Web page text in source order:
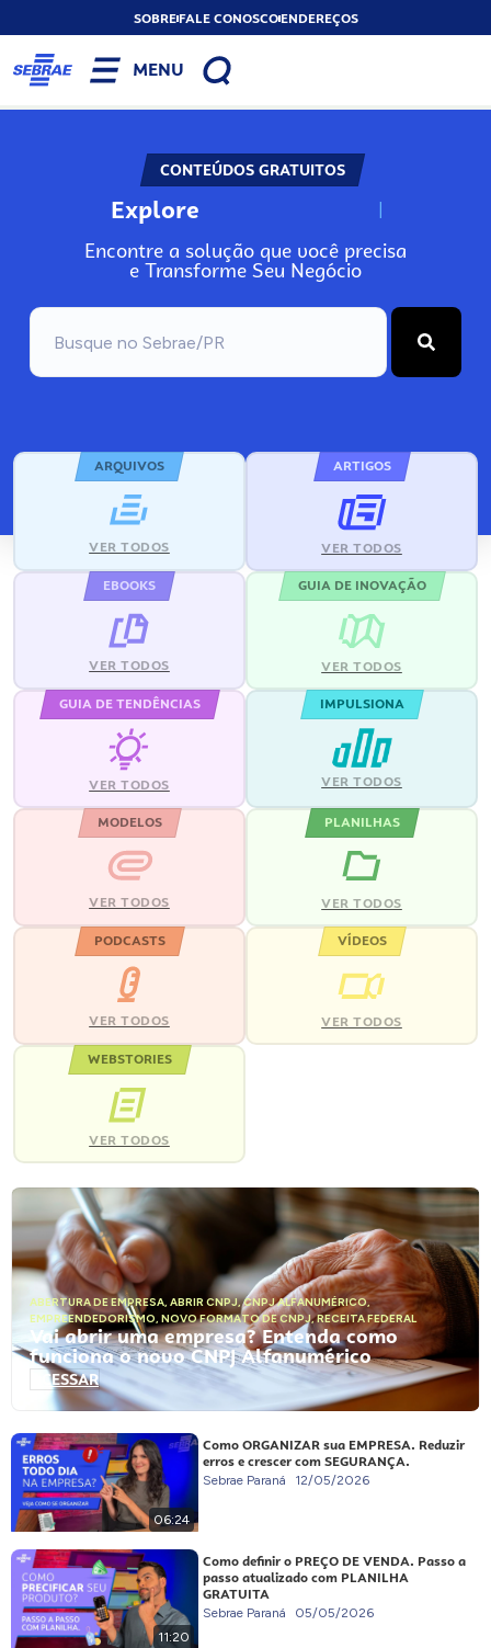
SOBREFALE CONOSCOENDEREÇOS
MENU
CONTEÚDOS GRATUITOS
Explore N
Encontre a solução que você precisa
e Transforme Seu Negócio
ARQUIVOS
VER TODOS
ARTIGOS
VER TODOS
EBOOKS
VER TODOS
GUIA DE INOVAÇÃO
VER TODOS
GUIA DE TENDÊNCIAS
VER TODOS
IMPULSIONA
VER TODOS
MODELOS
VER TODOS
PLANILHAS
VER TODOS
PODCASTS
VER TODOS
VÍDEOS
VER TODOS
WEBSTORIES
VER TODOS
ABERTURA DE EMPRESA, ABRIR CNPJ,CNPJ ALFANUMÉRICO,
EMPREENDEDORISMO, NOVO FORMATO DE CNPJ,RECEITA FEDERAL
Vai abrir uma empresa? Entenda como
funciona o novo CNPJ Alfanumérico
ACESSAR
06:24
Como ORGANIZAR sua EMPRESA. Reduzir
erros e crescer com SEGURANÇA.
Sebrae Paraná 12/05/2026
11:20
Como definir o PREÇO DE VENDA. Passo a
passo atualizado com PLANILHA
GRATUITA
Sebrae Paraná 05/05/2026